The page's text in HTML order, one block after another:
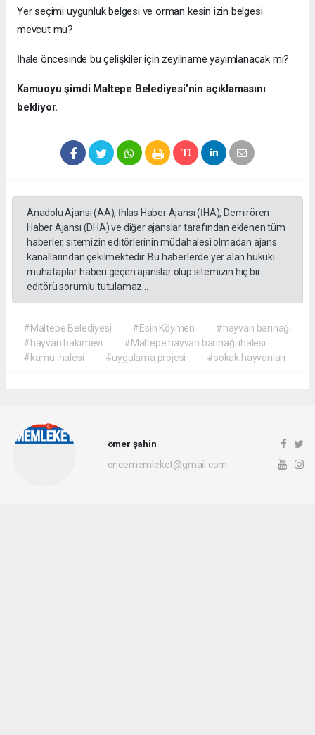
Yer seçimi uygunluk belgesi ve orman kesin izin belgesi
mevcut mu?
İhale öncesinde bu çelişkiler için zeyilname yayımlanacak mı?
Kamuoyu şimdi Maltepe Belediyesi’nin açıklamasını
bekliyor.
Anadolu Ajansı (AA), İhlas Haber Ajansı (İHA), Demirören
Haber Ajansı (DHA) ve diğer ajanslar tarafından eklenen tüm
haberler, sitemizin editörlerinin müdahalesi olmadan ajans
kanallarından çekilmektedir. Bu haberlerde yer alan hukuki
muhataplar haberi geçen ajanslar olup sitemizin hiç bir
editörü sorumlu tutulamaz...
#Maltepe Belediyesi #Esin Köymen
#hayvan barınağı
#hayvan bakımevi
#Maltepe hayvan barınağı ihalesi
#kamu ihalesi
#uygulama projesi #sokak hayvanları
ömer şahin
oncememleket@gmail.com